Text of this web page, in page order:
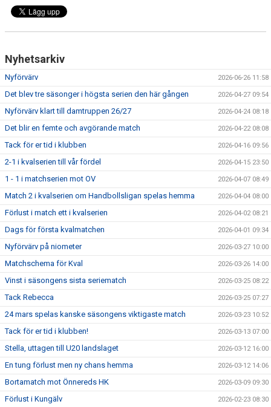
Nyhetsarkiv
Nyförvärv 2026-06-26 11:58
Det blev tre säsonger i högsta serien den här gången 2026-04-27 09:54
Nyförvärv klart till damtruppen 26/27 2026-04-24 08:18
Det blir en femte och avgörande match 2026-04-22 08:08
Tack för er tid i klubben 2026-04-16 09:56
2-1 i kvalserien till vår fördel 2026-04-15 23:50
1 - 1 i matchserien mot OV 2026-04-07 08:49
Match 2 i kvalserien om Handbollsligan spelas hemma 2026-04-04 08:00
Förlust i match ett i kvalserien 2026-04-02 08:21
Dags för första kvalmatchen 2026-04-01 09:34
Nyförvärv på niometer 2026-03-27 10:00
Matchschema för Kval 2026-03-26 14:00
Vinst i säsongens sista seriematch 2026-03-25 08:22
Tack Rebecca 2026-03-25 07:27
24 mars spelas kanske säsongens viktigaste match 2026-03-23 10:52
Tack för er tid i klubben! 2026-03-13 07:00
Stella, uttagen till U20 landslaget 2026-03-12 16:00
En tung förlust men ny chans hemma 2026-03-12 14:06
Bortamatch mot Önnereds HK 2026-03-09 09:30
Förlust i Kungälv 2026-02-23 08:30